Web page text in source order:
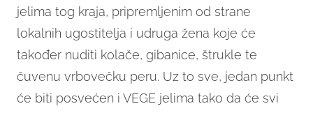
jelima tog kraja, pripremljenim od strane
lokalnih ugostitelja i udruga žena koje će
također nuditi kolače, gibanice, štrukle te
čuvenu vrbovečku peru. Uz to sve, jedan punkt
će biti posvećen i VEGE jelima tako da će svi